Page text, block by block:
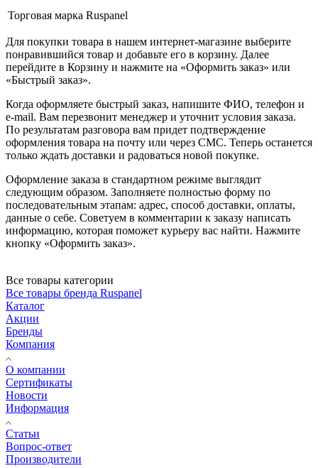
Торговая марка Ruspanel
Для покупки товара в нашем интернет-магазине выберите
понравившийся товар и добавьте его в корзину. Далее
перейдите в Корзину и нажмите на «Оформить заказ» или
«Быстрый заказ».
Когда оформляете быстрый заказ, напишите ФИО, телефон и
e-mail. Вам перезвонит менеджер и уточнит условия заказа.
По результатам разговора вам придет подтверждение
оформления товара на почту или через СМС. Теперь останется
только ждать доставки и радоваться новой покупке.
Оформление заказа в стандартном режиме выглядит
следующим образом. Заполняете полностью форму по
последовательным этапам: адрес, способ доставки, оплаты,
данные о себе. Советуем в комментарии к заказу написать
информацию, которая поможет курьеру вас найти. Нажмите
кнопку «Оформить заказ».
Все товары категории
Все товары бренда Ruspanel
Каталог
Акции
Бренды
Компания
О компании
Сертификаты
Новости
Информация
Статьи
Вопрос-ответ
Производители